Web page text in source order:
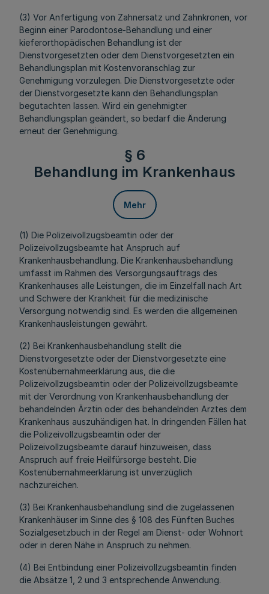
(3) Vor Anfertigung von Zahnersatz und Zahnkronen, vor
Beginn einer Parodontose-Behandlung und einer
kieferorthopädischen Behandlung ist der
Dienstvorgesetzten oder dem Dienstvorgesetzten ein
Behandlungsplan mit Kostenvoranschlag zur
Genehmigung vorzulegen. Die Dienstvorgesetzte oder
der Dienstvorgesetzte kann den Behandlungsplan
begutachten lassen. Wird ein genehmigter
Behandlungsplan geändert, so bedarf die Änderung
erneut der Genehmigung.
§ 6
Behandlung im Krankenhaus
Mehr
(1) Die Polizeivollzugsbeamtin oder der
Polizeivollzugsbeamte hat Anspruch auf
Krankenhausbehandlung. Die Krankenhausbehandlung
umfasst im Rahmen des Versorgungsauftrags des
Krankenhauses alle Leistungen, die im Einzelfall nach Art
und Schwere der Krankheit für die medizinische
Versorgung notwendig sind. Es werden die allgemeinen
Krankenhausleistungen gewährt.
(2) Bei Krankenhausbehandlung stellt die
Dienstvorgesetzte oder der Dienstvorgesetzte eine
Kostenübernahmeerklärung aus, die die
Polizeivollzugsbeamtin oder der Polizeivollzugsbeamte
mit der Verordnung von Krankenhausbehandlung der
behandelnden Ärztin oder des behandelnden Arztes dem
Krankenhaus auszuhändigen hat. In dringenden Fällen hat
die Polizeivollzugsbeamtin oder der
Polizeivollzugsbeamte darauf hinzuweisen, dass
Anspruch auf freie Heilfürsorge besteht. Die
Kostenübernahmeerklärung ist unverzüglich
nachzureichen.
(3) Bei Krankenhausbehandlung sind die zugelassenen
Krankenhäuser im Sinne des § 108 des Fünften Buches
Sozialgesetzbuch in der Regel am Dienst- oder Wohnort
oder in deren Nähe in Anspruch zu nehmen.
(4) Bei Entbindung einer Polizeivollzugsbeamtin finden
die Absätze 1, 2 und 3 entsprechende Anwendung.